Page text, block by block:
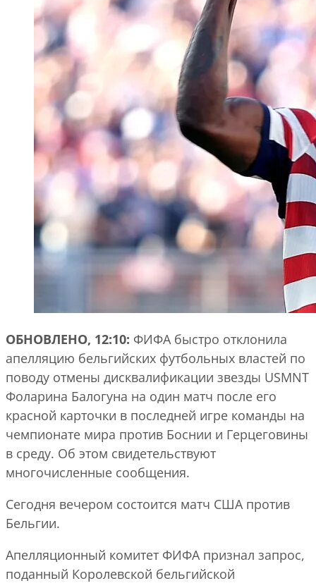
ОБНОВЛЕНО, 12:10: ФИФА быстро отклонила
апелляцию бельгийских футбольных властей по
поводу отмены дисквалификации звезды USMNT
Фоларина Балогуна на один матч после его
красной карточки в последней игре команды на
чемпионате мира против Боснии и Герцеговины
в среду. Об этом свидетельствуют
многочисленные сообщения.
Сегодня вечером состоится матч США против
Бельгии.
Апелляционный комитет ФИФА признал запрос,
поданный Королевской бельгийской